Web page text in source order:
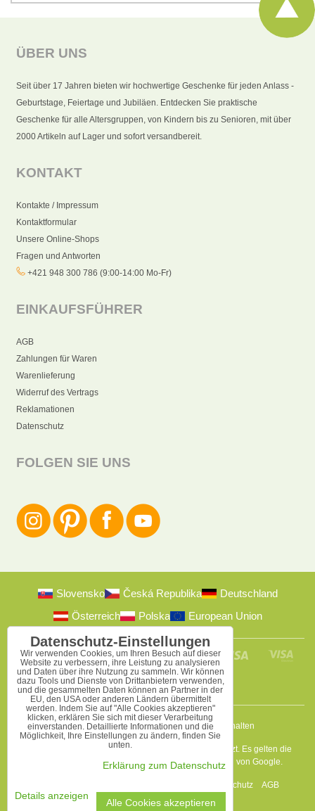
ÜBER UNS
Seit über 17 Jahren bieten wir hochwertige Geschenke für jeden Anlass -
Geburtstage, Feiertage und Jubiläen. Entdecken Sie praktische
Geschenke für alle Altersgruppen, von Kindern bis zu Senioren, mit über
2000 Artikeln auf Lager und sofort versandbereit.
KONTAKT
Kontakte / Impressum
Kontaktformular
Unsere Online-Shops
Fragen und Antworten
+421 948 300 786 (9:00-14:00 Mo-Fr)
EINKAUFSFÜHRER
AGB
Zahlungen für Waren
Warenlieferung
Widerruf des Vertrags
Reklamationen
Datenschutz
FOLGEN SIE UNS
Slovensko Česká Republika
Deutschland
Österreich
Polska European Union
2009-2026 © Bomba s.r.o.Alle Rechte vorbehalten
Diese Seite ist durch reCAPTCHA und Google geschützt. Es gelten die
Datenschutzbestimmungen
Nutzungsbedingungen von Google.
Erklärung zum Datenschutz AGB
Website erstellt mit:BiznisWeb.sk
Datenschutz-Einstellungen
Wir verwenden Cookies, um Ihren Besuch auf dieser
Website zu verbessern, ihre Leistung zu analysieren
und Daten über ihre Nutzung zu sammeln. Wir können
dazu Tools und Dienste von Drittanbietern verwenden,
und die gesammelten Daten können an Partner in der
EU, den USA oder anderen Ländern übermittelt
werden. Indem Sie auf "Alle Cookies akzeptieren"
klicken, erklären Sie sich mit dieser Verarbeitung
einverstanden. Detaillierte Informationen und die
Möglichkeit, Ihre Einstellungen zu ändern, finden Sie
unten.
Erklärung zum Datenschutz
Details anzeigen
Alle Cookies akzeptieren